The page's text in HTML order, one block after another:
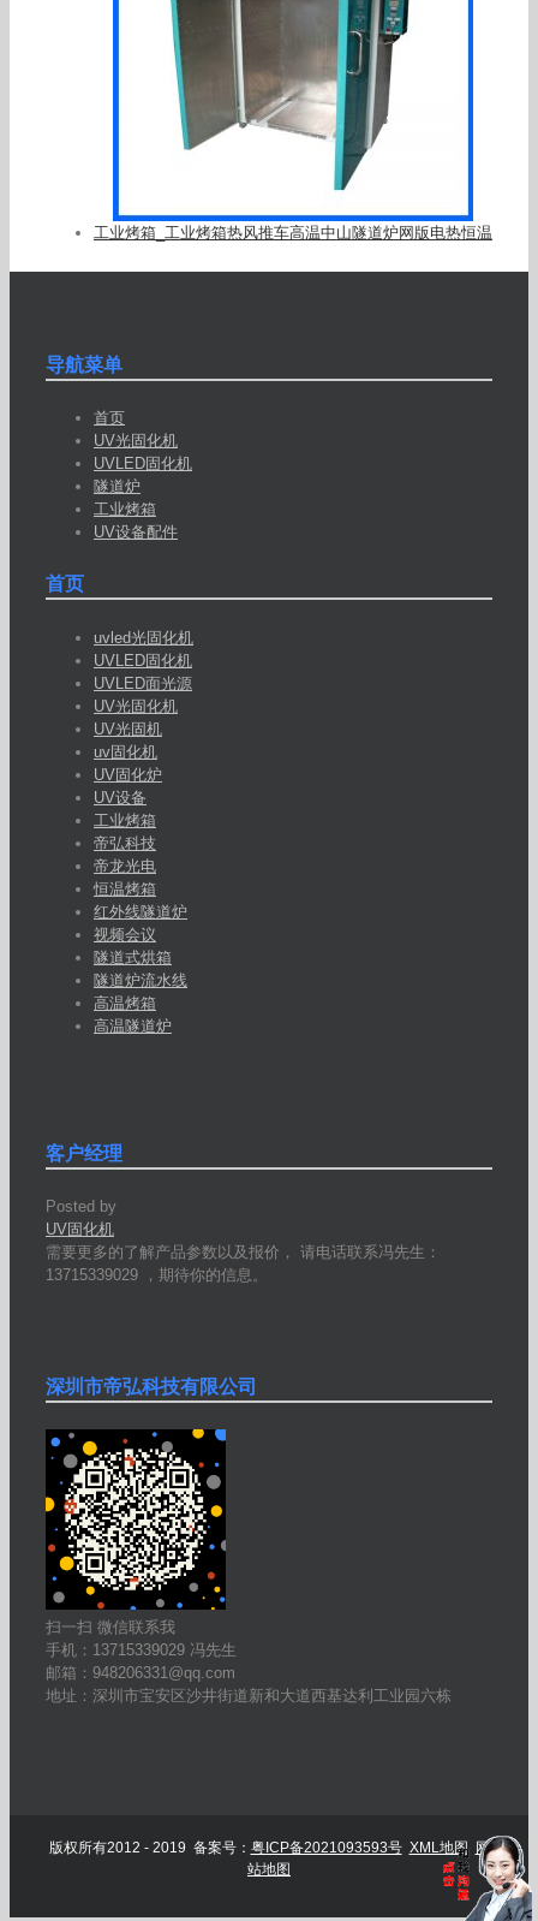
工业烤箱_工业烤箱热风推车高温中山隧道炉网版电热恒温
导航菜单
首页
UV光固化机
UVLED固化机
隧道炉
工业烤箱
UV设备配件
首页
uvled光固化机
UVLED固化机
UVLED面光源
UV光固化机
UV光固机
uv固化机
UV固化炉
UV设备
工业烤箱
帝弘科技
帝龙光电
恒温烤箱
红外线隧道炉
视频会议
隧道式烘箱
隧道炉流水线
高温烤箱
高温隧道炉
客户经理
Posted by
UV固化机
需要更多的了解产品参数以及报价， 请电话联系冯先生：
13715339029 ，期待你的信息。
深圳市帝弘科技有限公司
扫一扫 微信联系我
手机：13715339029 冯先生
邮箱：948206331@qq.com
地址：深圳市宝安区沙井街道新和大道西基达利工业园六栋
版权所有2012 - 2019 备案号： 粤ICP备2021093593号 XML地图 网
站地图